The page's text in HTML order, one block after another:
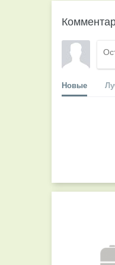
Новые